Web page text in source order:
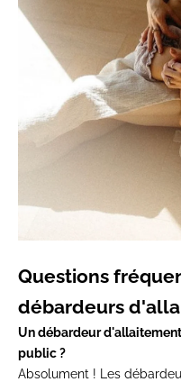
Questions
débardeurs
Un débardeur
public ?
Absolument ! Les